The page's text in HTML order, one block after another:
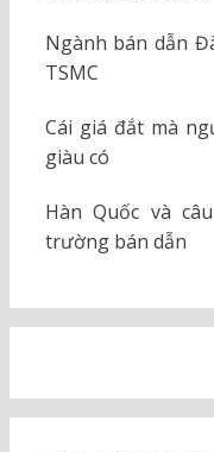
Ngành bán dẫn
TSMC
Cái giá đắt mà
giàu có
Hàn Quốc và
trường bán dẫn